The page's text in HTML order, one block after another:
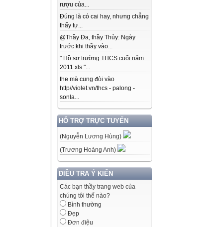
rượu của...
Đúng là có cai hay, nhưng chẳng
thấy tự...
@Thầy Đa, thầy Thủy: Ngày
trước khi thầy vào...
" Hồ sơ trường THCS cuối năm
2011.xls "...
the mà cung đòi vào
http//violet.vn/thcs - palong -
sonla...
HỖ TRỢ TRỰC TUYẾN
(Nguyễn Lương Hùng)
(Trương Hoàng Anh)
ĐIỀU TRA Ý KIẾN
Các bạn thầy trang web của
chúng tôi thế nào?
Bình thường
Đẹp
Đơn điệu